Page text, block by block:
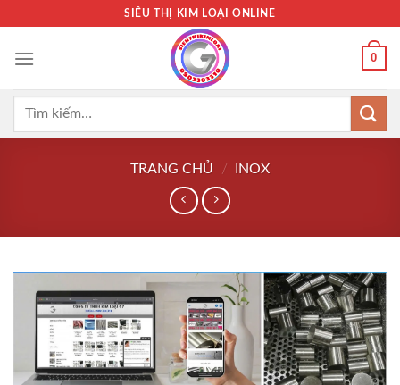
nội
SIÊU THỊ KIM LOẠI ONLINE
0
Tìm
TRANG CHỦ / INOX